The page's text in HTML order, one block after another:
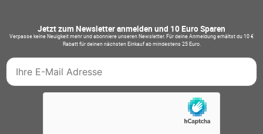
Jetzt zum Newsletter anmelden und 10 Euro Sparen
Verpasse keine Neuigkeit mehr und abonniere unseren Newsletter. Für deine Anmeldung erhältst du 10 €
Rabatt für deinen nächsten Einkauf ab mindestens 25 Euro.